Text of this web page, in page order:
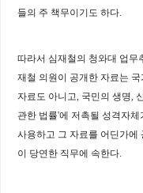
들의 주 책무이기도 하다.
따라서 심재철의 청와대 업무
재철 의원이 공개한 자료는
자료도 아니고, 국민의 생명,
관한 법률'에 저촉될 성격자체
사용하고 그 자료를 어딘가에
이 당연한 직무에 속한다.